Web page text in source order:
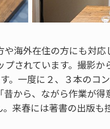
海外在住の方にも対応
されています。撮影か
。一度に２、３本のコ
から、ながら作業が得
来春には著書の出版